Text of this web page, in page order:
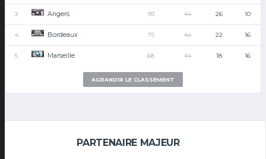
3 Angers 93 44 26 10
4 Bordeaux 75 44 22 16
5 Marseille 68 44 18 16
AGRANDIR LE CLASSEMENT
PARTENAIRE MAJEUR